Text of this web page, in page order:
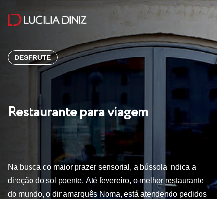
DESFRUTE
Restaurante para viagem
Na busca do maior prazer sensorial, a bússola indica a
direção do sol poente. Até fevereiro, o melhor restaurante
do mundo, o dinamarquês Noma, está atendendo pedidos